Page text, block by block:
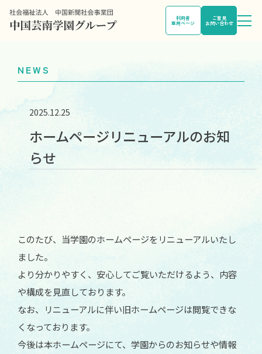
利用者
専用ページ
ご意見
お問い合わせ
NEWS
2025.12.25
ホームページリニューアルのお知
らせ
このたび、当学園のホームページをリニューアルいたし
ました。
より分かりやすく、安心してご覧いただけるよう、内容
や構成を見直しております。
なお、リニューアルに伴い旧ホームページは閲覧できな
くなっております。
今後は本ホームページにて、学園からのお知らせや情報